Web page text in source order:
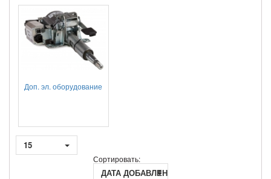
Доп. эл. оборудование
15
Сортировать:
ДАТА ДОБАВЛЕНИЯ